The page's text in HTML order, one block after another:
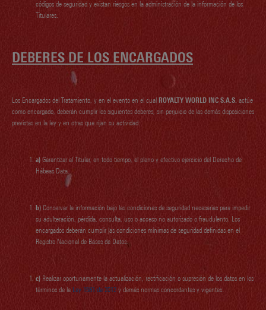
códigos de seguridad y existan riesgos en la administración de la información de los
Titulares.
DEBERES DE LOS ENCARGADOS
Los Encargados del Tratamiento, y en el evento en el cual ROYALTY WORLD INC S.A.S. actúe
como encargado, deberán cumplir los siguientes deberes, sin perjuicio de las demás disposiciones
previstas en la ley y en otras que rijan su actividad:
a) Garantizar al Titular, en todo tiempo, el pleno y efectivo ejercicio del Derecho de
Hábeas Data.
b) Conservar la información bajo las condiciones de seguridad necesarias para impedir
su adulteración, pérdida, consulta, uso o acceso no autorizado o fraudulento. Los
encargados deberán cumplir las condiciones mínimas de seguridad definidas en el
Registro Nacional de Bases de Datos.
c) Realizar oportunamente la actualización, rectificación o supresión de los datos en los
términos de la Ley 1581 de 2012 y demás normas concordantes y vigentes.